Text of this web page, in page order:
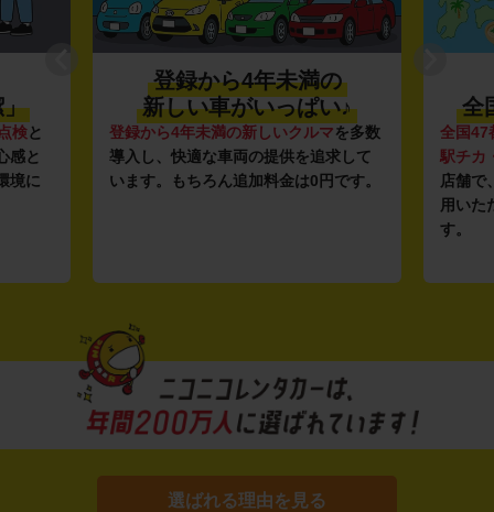
」
検と
感と
境に
登録から4年未満の
新しい車がいっぱい♪
登録から4年未満の新しいクルマを多数
導入し、快適な車両の提供を追求して
います。もちろん追加料金は0円です。
全
全国47
駅チカ
店舗で
用いた
す。
選ばれる理由を見る